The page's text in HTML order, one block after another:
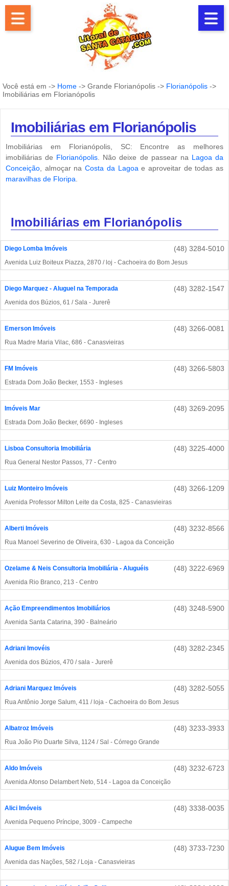
Você está em -> Home -> Grande Florianópolis -> Florianópolis ->
Imobiliárias em Florianópolis
Imobiliárias em Florianópolis
Imobiliárias em Florianópolis, SC: Encontre as melhores
imobiliárias de Florianópolis . Não deixe de passear na Lagoa da
Conceição , almoçar naCosta da Lagoa e aproveitar de todas as
maravilhas de Floripa
Imobiliárias em Florianópolis
Diego Lomba Imóveis (48) 3284-5010
Avenida Luiz Boiteux Piazza, 2870 / loj - Cachoeira do Bom Jesus
Diego Marquez - Aluguel na Temporada (48) 3282-1547
Avenida dos Búzios, 61 / Sala - Jurerê
Emerson Imóveis (48) 3266-0081
Rua Madre Maria Vilac, 686 - Canasvieiras
FM Imóveis (48) 3266-5803
Estrada Dom João Becker, 1553 - Ingleses
Imóveis Mar (48) 3269-2095
Estrada Dom João Becker, 6690 - Ingleses
Lisboa Consultoria Imobiliária (48) 3225-4000
Rua General Nestor Passos, 77 - Centro
Luiz Monteiro Imóveis (48) 3266-1209
Avenida Professor Milton Leite da Costa, 825 - Canasvieiras
Alberti Imóveis (48) 3232-8566
Rua Manoel Severino de Oliveira, 630 - Lagoa da Conceição
Ozelame & Neis Consultoria Imobiliária - Aluguéis (48) 3222-6969
Avenida Rio Branco, 213 - Centro
Ação Empreendimentos Imobiliários (48) 3248-5900
Avenida Santa Catarina, 390 - Balneário
Adriani Imovéis (48) 3282-2345
Avenida dos Búzios, 470 / sala - Jurerê
Adriani Marquez Imóveis (48) 3282-5055
Rua Antônio Jorge Salum, 411 / loja - Cachoeira do Bom Jesus
Albatroz Imóveis (48) 3233-3933
Rua João Pio Duarte Silva, 1124 / Sal - Córrego Grande
Aldo Imóveis (48) 3232-6723
Avenida Afonso Delambert Neto, 514 - Lagoa da Conceição
Alici Imóveis (48) 3338-0035
Avenida Pequeno Príncipe, 3009 - Campeche
Alugue Bem Imóveis (48) 3733-7230
Avenida das Nações, 582 / Loja - Canasvieiras